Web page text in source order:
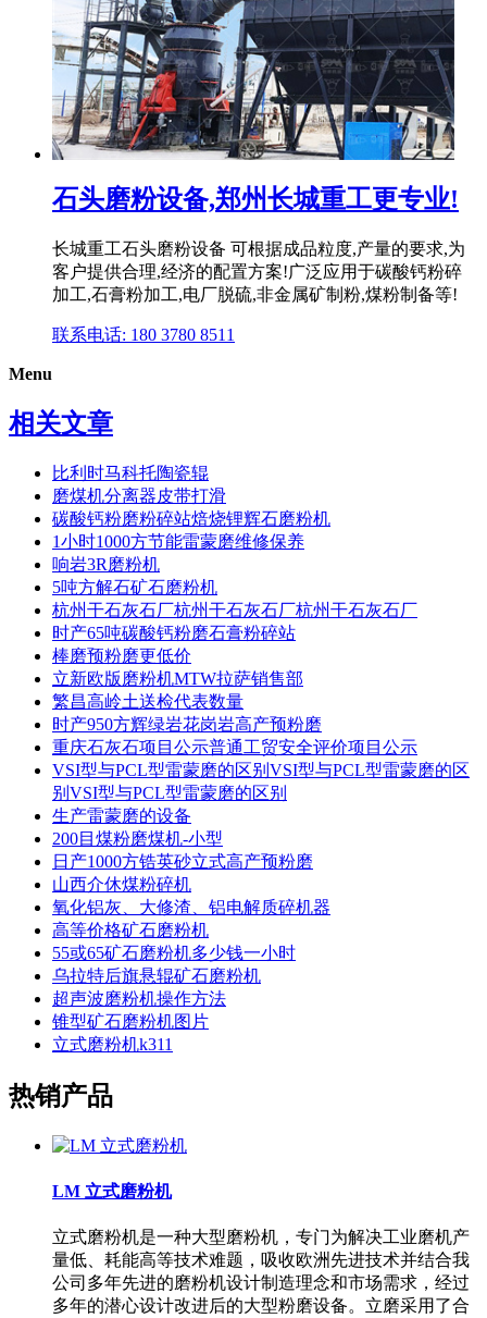
石头磨粉设备,郑州长城重工更专业!
长城重工石头磨粉设备 可根据成品粒度,产量的要求,为
客户提供合理,经济的配置方案!广泛应用于碳酸钙粉碎
加工,石膏粉加工,电厂脱硫,非金属矿制粉,煤粉制备等!
联系电话: 180 3780 8511
Menu
相关文章
比利时马科托陶瓷辊
磨煤机分离器皮带打滑
碳酸钙粉磨粉碎站焙烧锂辉石磨粉机
1小时1000方节能雷蒙磨维修保养
响岩3R磨粉机
5吨方解石矿石磨粉机
杭州干石灰石厂杭州干石灰石厂杭州干石灰石厂
时产65吨碳酸钙粉磨石膏粉碎站
棒磨预粉磨更低价
立新欧版磨粉机MTW拉萨销售部
繁昌高岭土送检代表数量
时产950方辉绿岩花岗岩高产预粉磨
重庆石灰石项目公示普通工贸安全评价项目公示
VSI型与PCL型雷蒙磨的区别VSI型与PCL型雷蒙磨的区
别VSI型与PCL型雷蒙磨的区别
生产雷蒙磨的设备
200目煤粉磨煤机-小型
日产1000方锆英砂立式高产预粉磨
山西介休煤粉碎机
氧化铝灰、大修渣、铝电解质碎机器
高等价格矿石磨粉机
55或65矿石磨粉机多少钱一小时
乌拉特后旗悬辊矿石磨粉机
超声波磨粉机操作方法
锥型矿石磨粉机图片
立式磨粉机k311
热销产品
LM 立式磨粉机
立式磨粉机是一种大型磨粉机，专门为解决工业磨机产
量低、耗能高等技术难题，吸收欧洲先进技术并结合我
公司多年先进的磨粉机设计制造理念和市场需求，经过
多年的潜心设计改进后的大型粉磨设备。立磨采用了合